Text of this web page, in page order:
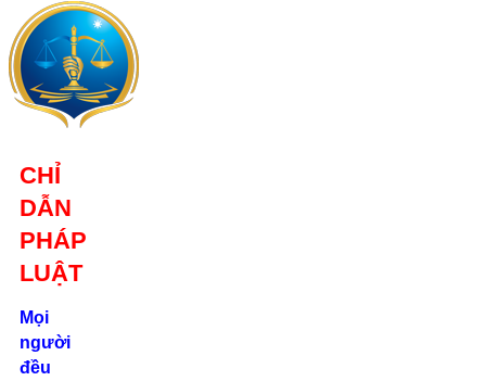
CHỈ
DẪN
PHÁP
LUẬT
Mọi
người
đều
Hỏi - đáp
Trao đổi
Tin tức
Liên hệ
Số 24/2B
Đường Võ
Oanh, P. 25, Q.
Bình Thạnh, Tp.
Hồ Chí Minh
0862.000.639